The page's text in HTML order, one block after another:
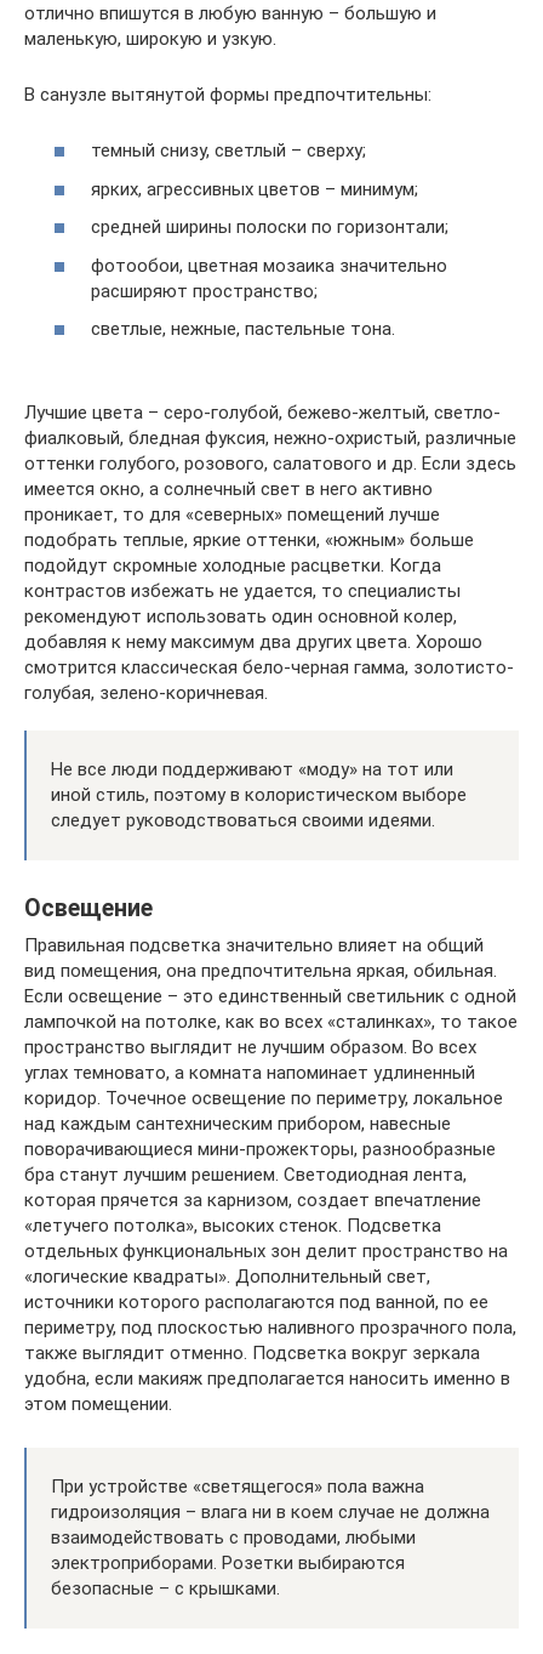
отлично впишутся в любую ванную – большую и
маленькую, широкую и узкую.
В санузле вытянутой формы предпочтительны:
темный снизу, светлый – сверху;
ярких, агрессивных цветов – минимум;
средней ширины полоски по горизонтали;
фотообои, цветная мозаика значительно
расширяют пространство;
светлые, нежные, пастельные тона.
Лучшие цвета – серо-голубой, бежево-желтый, светло-
фиалковый, бледная фуксия, нежно-охристый, различные
оттенки голубого, розового, салатового и др. Если здесь
имеется окно, а солнечный свет в него активно
проникает, то для «северных» помещений лучше
подобрать теплые, яркие оттенки, «южным» больше
подойдут скромные холодные расцветки. Когда
контрастов избежать не удается, то специалисты
рекомендуют использовать один основной колер,
добавляя к нему максимум два других цвета. Хорошо
смотрится классическая бело-черная гамма, золотисто-
голубая, зелено-коричневая.
Не все люди поддерживают «моду» на тот или
иной стиль, поэтому в колористическом выборе
следует руководствоваться своими идеями.
Освещение
Правильная подсветка значительно влияет на общий
вид помещения, она предпочтительна яркая, обильная.
Если освещение – это единственный светильник с одной
лампочкой на потолке, как во всех «сталинках», то такое
пространство выглядит не лучшим образом. Во всех
углах темновато, а комната напоминает удлиненный
коридор. Точечное освещение по периметру, локальное
над каждым сантехническим прибором, навесные
поворачивающиеся мини-прожекторы, разнообразные
бра станут лучшим решением. Светодиодная лента,
которая прячется за карнизом, создает впечатление
«летучего потолка», высоких стенок. Подсветка
отдельных функциональных зон делит пространство на
«логические квадраты». Дополнительный свет,
источники которого располагаются под ванной, по ее
периметру, под плоскостью наливного прозрачного пола,
также выглядит отменно. Подсветка вокруг зеркала
удобна, если макияж предполагается наносить именно в
этом помещении.
При устройстве «светящегося» пола важна
гидроизоляция – влага ни в коем случае не должна
взаимодействовать с проводами, любыми
электроприборами. Розетки выбираются
безопасные – с крышками.